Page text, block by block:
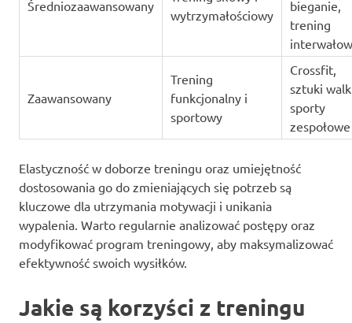
Średniozaawansowany
wytrzymałościowy
bieganie,
trening
Zaawansowany
Trening
funkcjonalny i
sportowy
Crossfit,
sztuki
sporty
zespołowe
Elastyczność w doborze treningu oraz umiejętność
dostosowania go do zmieniających się potrzeb są
kluczowe dla utrzymania motywacji i unikania
wypalenia. Warto regularnie analizować postępy oraz
modyfikować program treningowy, aby maksymalizować
efektywność swoich wysiłków.
Jakie są korzyści z treningu